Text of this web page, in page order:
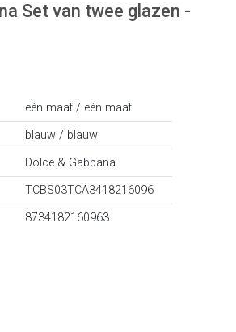
Set van twee glazen -
eén maat / eén maat
blauw / blauw
Dolce & Gabbana
TCBS03TCA3418216096
8734182160963